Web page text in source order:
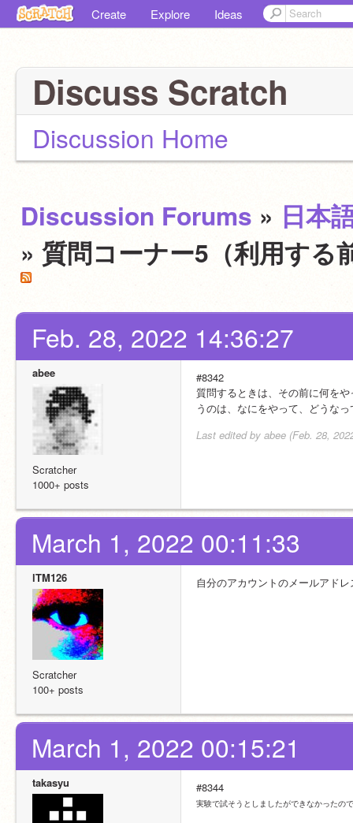
Create Explore Ideas
Discuss Scratch
Discussion Home
Discussion Forums » 日本
» 質問コーナー5（利用する
Feb. 28, 2022 14:36:27
abee
Scratcher
1000+ posts
#8342
質問するときは、その前に何を
うのは、なにをやって、どうな
Last edited by abee (Feb. 28,
March 1, 2022 00:11:33
lTM126
Scratcher
100+ posts
自分のアカウントのメールアド
March 1, 2022 00:15:21
takasyu #8344
実験で試そうとしましたができなかったので